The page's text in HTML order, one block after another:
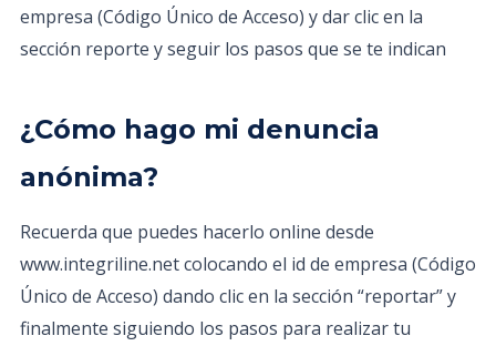
empresa (Código Único de Acceso) y dar clic en la
sección reporte y seguir los pasos que se te indican
¿Cómo hago mi denuncia
anónima?
Recuerda que puedes hacerlo online desde
www.integriline.net colocando el id de empresa (Código
Único de Acceso) dando clic en la sección “reportar” y
finalmente siguiendo los pasos para realizar tu